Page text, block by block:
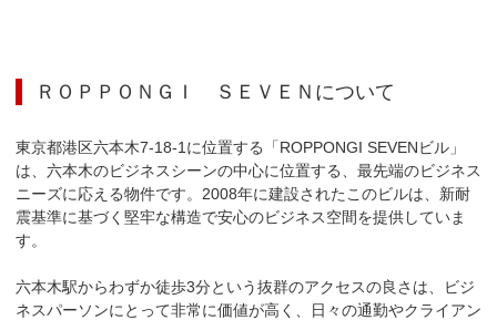
ＲＯＰＰＯＮＧＩ ＳＥＶＥＮ について
東京都港区六本木7-18-1に位置する「ROPPONGI SEVENビル」
は、六本木のビジネスシーンの中心に位置する、最先端のビジネス
ニーズに応える物件です。2008年に建設されたこのビルは、新耐
震基準に基づく堅牢な構造で安心のビジネス空間を提供していま
す。
六本木駅からわずか徒歩3分という抜群のアクセスの良さは、ビジ
ネスパーソンにとって非常に価値が高く、日々の通勤やクライアン